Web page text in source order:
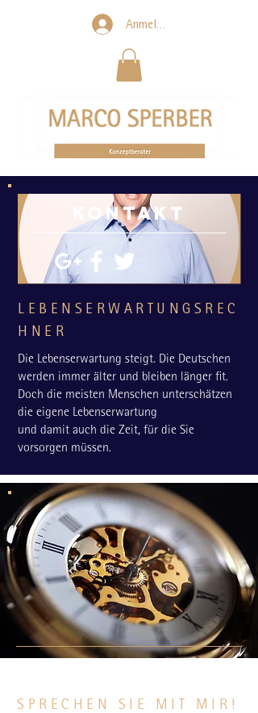
Anmelden
KONTAKT
LEBENSERWARTUNGSREC
HNER
Die Lebenserwartung steigt. Die Deutschen
werden immer älter und bleiben länger fit.
Doch die meisten Menschen unterschätzen
die eigene Lebenserwartung
und damit auch die Zeit, für die Sie
vorsorgen müssen.
SPRECHEN SIE MIT MIR!